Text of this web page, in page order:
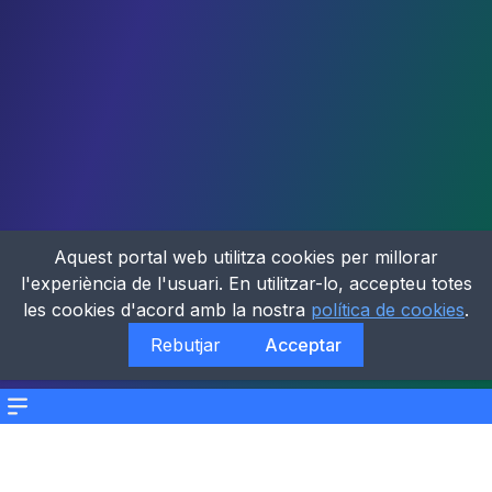
Menu
Aquest portal web utilitza cookies per millorar
l'experiència de l'usuari. En utilitzar-lo, accepteu totes
les cookies d'acord amb la nostra política de cookies.
Rebutjar
Acceptar